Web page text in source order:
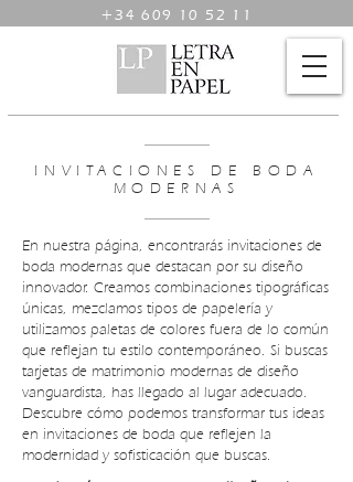
+34 609 10 52 11
INVITACIONES DE BODA
MODERNAS
En nuestra página, encontrarás invitaciones de
boda modernas que destacan por su diseño
innovador. Creamos combinaciones tipográficas
únicas, mezclamos tipos de papelería y
utilizamos paletas de colores fuera de lo común
que reflejan tu estilo contemporáneo. Si buscas
tarjetas de matrimonio modernas de diseño
vanguardista, has llegado al lugar adecuado.
Descubre cómo podemos transformar tus ideas
en invitaciones de boda que reflejen la
modernidad y sofisticación que buscas.